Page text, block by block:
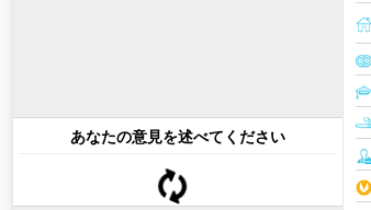
あなたの意見を述べてください